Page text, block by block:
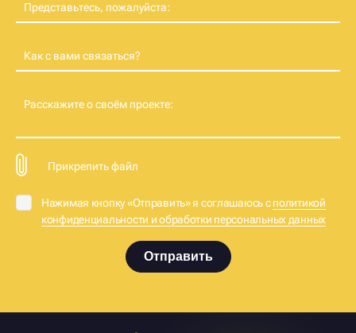
Представьтесь, пожалуйста:
Как с вами связаться?
Расскажите о своём проекте:
Прикрепить файл
Нажимая кнопку «Отправить» я соглашаюсь сполитикой
конфиденциальности и обработки персональных данных
Отправить